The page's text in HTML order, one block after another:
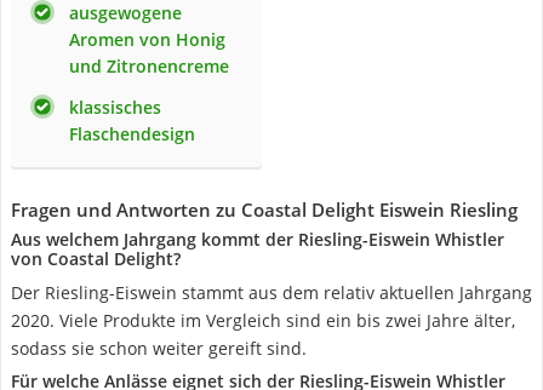
ausgewogene
Aromen von Honig
und Zitronencreme
klassisches
Flaschendesign
Fragen und Antworten zu Coastal Delight Eiswein Riesling
Aus welchem Jahrgang kommt der Riesling-Eiswein Whistler
von Coastal Delight?
Der Riesling-Eiswein stammt aus dem relativ aktuellen Jahrgang
2020. Viele Produkte im Vergleich sind ein bis zwei Jahre älter,
sodass sie schon weiter gereift sind.
Für welche Anlässe eignet sich der Riesling-Eiswein Whistler